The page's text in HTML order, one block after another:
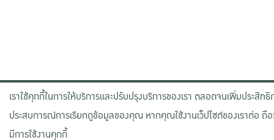
เราใช้คุกกี้ในการให้บริการและปรับปรุงบริการของเรา ตลอดจนเพิ่มประสิท
ประสบการณ์การเรียกดูข้อมูลของคุณ หากคุณใช้งานเว็ปไซต์ของเราต่อ
มีการใช้งานคุกกี้